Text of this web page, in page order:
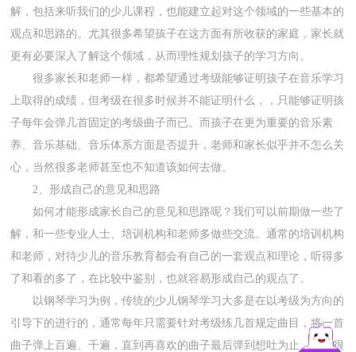
解，包括来听我们的少儿课程，也能建立起对这个领域的一些基本的
观点和思路的。尤其很多希望孩子在这方面有所收获的家庭，家长就
更有必要深入了解这个领域，从而理性规划孩子的学习方向。
很多家长和老师一样，都希望通过考级能够证明孩子在音乐学习
上取得的成绩，但考级在很多时候并不能证明什么，，只能够证明孩
子每年会弹几首固定的考级曲子而已。而孩子在更为重要的音乐素
养、音乐基础、音乐体系方面是否提升，老师和家长似乎并不怎么关
心，当然很多老师甚至也不知道该如何去做。
2、形成自己的意见和思路
如何才能形成家长自己的意见和思路呢？我们可以前期做一些了
解，和一些专业人士、培训机构和老师多做些交流。通常的培训机构
和老师，对待少儿的音乐教育都会有自己的一套观点和理论，听得多
了和看的多了，在比较中鉴别，也就容易形成自己的观点了。
以钢琴学习为例，传统的少儿钢琴学习大多是在以考级为方向的
引导下的进行的，通常每年只需要针对考级练几首规定曲目，将一首
曲子弹上百遍、千遍，直到再喜欢的曲子最后弹到想吐为止，于是很